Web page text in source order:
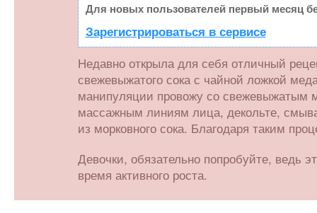
Для новых пользователей первый месяц
Зарегистрироваться в сервисе
Недавно открыла для себя отличный
свежевыжатого сока с чайной ложкой
манипуляции провожу со свежевыжатым
массажным линиям лица, декольте,
из морковного сока. Благодаря таким
Девочки, обязательно попробуйте, ведь
время активного роста.